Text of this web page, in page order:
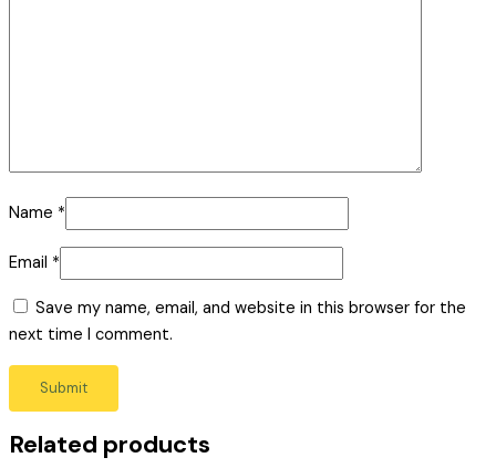
Name *
Email *
Save my name, email, and website in this browser for the
next time I comment.
Related products